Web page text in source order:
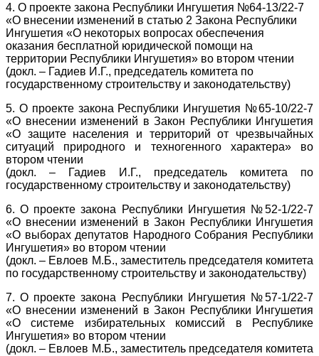
4. О проекте закона Республики Ингушетия №64-13/22-7
«О внесении изменений в статью 2 Закона Республики
Ингушетия «О некоторых вопросах обеспечения
оказания бесплатной юридической помощи на
территории Республики Ингушетия» во втором чтении
(докл. – Гадиев И.Г., председатель комитета по
государственному строительству и законодательству)
5. О проекте закона Республики Ингушетия №65-10/22-7
«О внесении изменений в Закон Республики Ингушетия
«О защите населения и территорий от чрезвычайных
ситуаций природного и техногенного характера» во
втором чтении
(докл. – Гадиев И.Г., председатель комитета по
государственному строительству и законодательству)
6. О проекте закона Республики Ингушетия №52-1/22-7
«О внесении изменений в Закон Республики Ингушетия
«О выборах депутатов Народного Собрания Республики
Ингушетия» во втором чтении
(докл. – Евлоев М.Б., заместитель председателя комитета
по государственному строительству и законодательству)
7. О проекте закона Республики Ингушетия №57-1/22-7
«О внесении изменений в Закон Республики Ингушетия
«О системе избирательных комиссий в Республике
Ингушетия» во втором чтении
(докл. – Евлоев М.Б., заместитель председателя комитета